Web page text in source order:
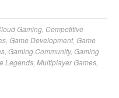
Gaming Competitive
Game Development, Game
Gaming Community, Gaming
Legends Multiplayer Games